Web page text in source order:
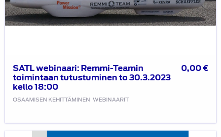
SATL webinaari: Remmi-Teamin
toimintaan tutustuminen to 30.3.2023
kello 18:00
OSAAMISEN KEHITTÄMINEN WEBINAARIT
0,00€